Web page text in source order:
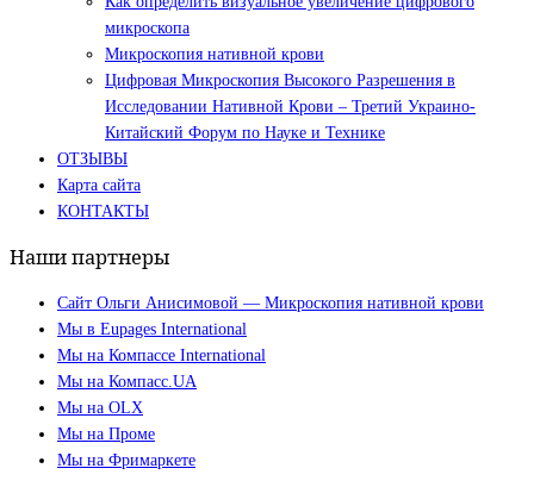
микроскопа
Микроскопия нативной крови
Цифровая Микроскопия Высокого Разрешения в
Исследовании Нативной Крови – Третий Украино-
Китайский Форум по Науке и Технике
ОТЗЫВЫ
Карта сайта
КОНТАКТЫ
Наши партнеры
Сайт Ольги Анисимовой — Микроскопия нативной крови
Мы в Eupages International
Мы на Компассе International
Мы на Компасс.UA
Мы на OLX
Мы на Проме
Мы на Фримаркете